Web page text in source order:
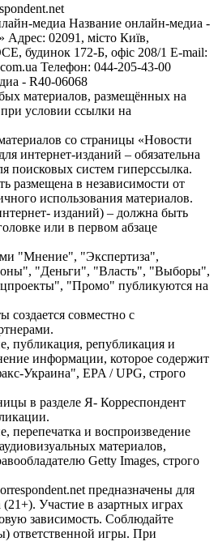
медиа Название онлайн-медиа -
Адрес: 02091, місто Київ,
будинок 172-Б, офіс 208/1 E-mail:
Телефон: 044-205-43-00
- R40-06068
материалов, размещённых на
при условии ссылки на
со страницы «Новости
интернет-изданий – обязательна
поисковых систем гиперссылка.
размещена в независимости от
использования материалов.
изданий) – должна быть
или в первом абзаце
"Мнение", "Экспертиза",
"Деньги", "Власть", "Выборы",
"Промо" публикуются на
создается совместно с
публикация, републикация и
информации, которое содержит
Украина", EPA / UPG, строго
в разделе Я- Корреспондент
перепечатка и воспроизведение
материалов,
Getty Images, строго
предназначены для
Участие в азартных играх
зависимость. Соблюдайте
ответственной игры. При